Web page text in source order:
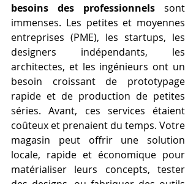
besoins des professionnels sont
immenses. Les petites et moyennes
entreprises (PME), les startups, les
designers indépendants, les
architectes, et les ingénieurs ont un
besoin croissant de prototypage
rapide et de production de petites
séries. Avant, ces services étaient
coûteux et prenaient du temps. Votre
magasin peut offrir une solution
locale, rapide et économique pour
matérialiser leurs concepts, tester